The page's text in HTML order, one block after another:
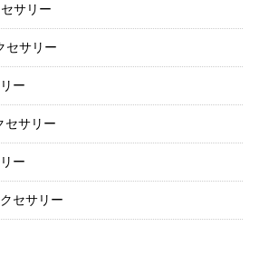
サリー
セサリー
ー
セサリー
ー
セサリー